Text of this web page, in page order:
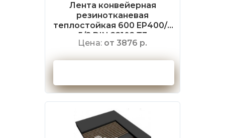
Лента конвейерная
резинотканевая
теплостойкая 600 EP400/3
5/2 DIN 22102 Т3
Цена: от 3876 р.